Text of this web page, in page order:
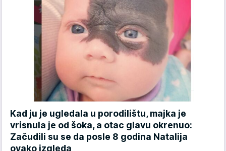
Kad ju je ugledala u porodilištu, majka je
vrisnula je od šoka, a otac glavu okrenuo:
Začudili su se da posle 8 godina Natalija
ovako izgleda